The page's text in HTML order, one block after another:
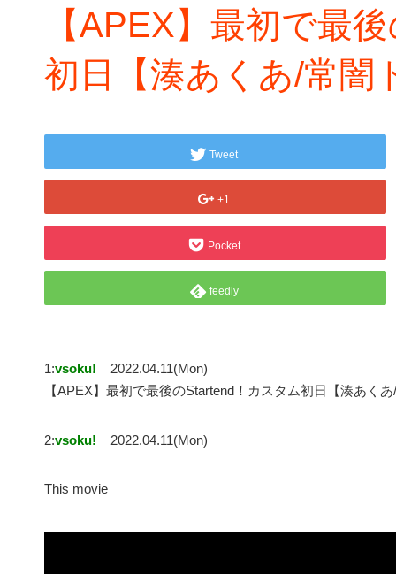
【APEX】最初で最
初日【湊あくあ/常闇
Tweet
+1
Pocket
feedly
1:vsoku!
2022.04.11(Mon)
【APEX】最初で最後のStartend！カスタム初日【湊あく
2:vsoku! 2022.04.11(Mon)
This movie